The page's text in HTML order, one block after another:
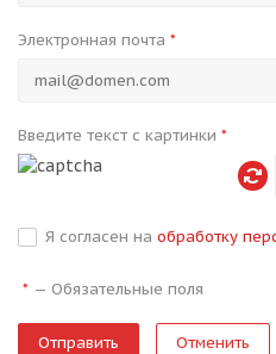
Электронная почта *
Введите текст с картинки *
Я согласен на обработку
* — Обязательные поля
Отменить